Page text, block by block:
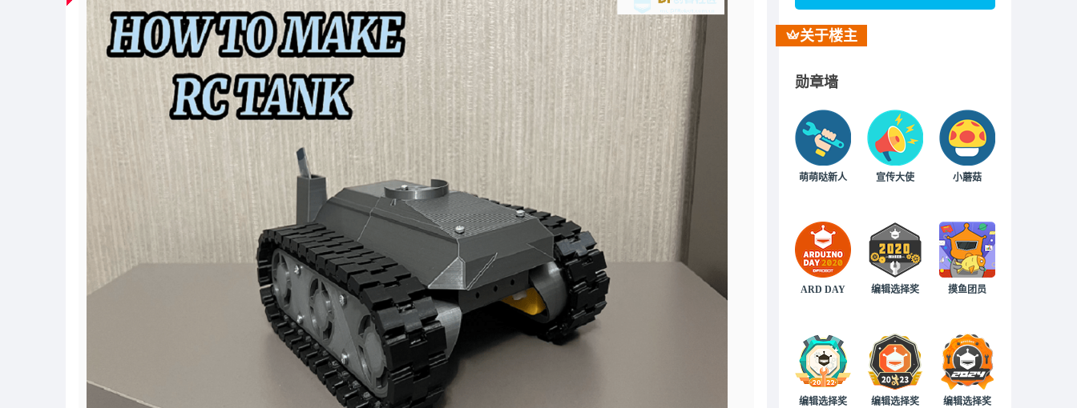
关于楼主
勋章墙
萌萌哒新人 宣传大使 小蘑菇
ARD DAY 编辑选择奖 摸鱼团员
编辑选择奖 编辑选择奖 编辑选择奖